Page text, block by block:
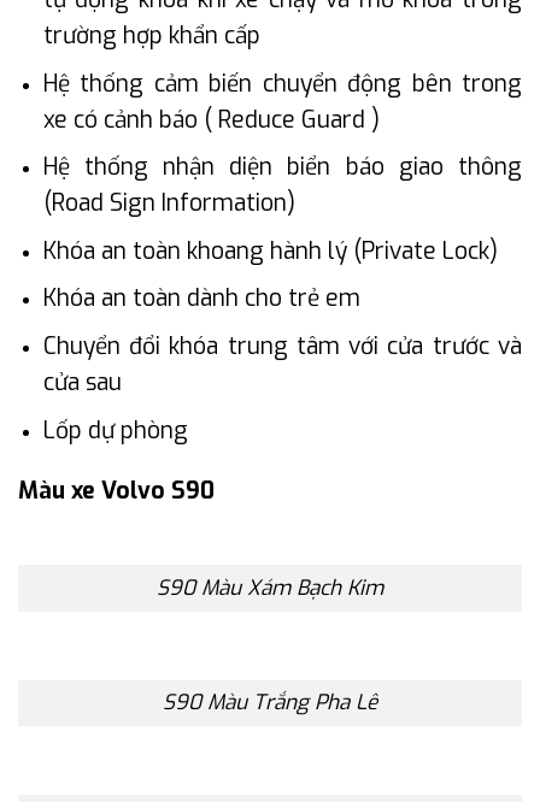
trường hợp khẩn cấp
Hệ thống cảm biến chuyển động bên trong
xe có cảnh báo ( Reduce Guard )
Hệ thống nhận diện biển báo giao thông
(Road Sign Information)
Khóa an toàn khoang hành lý (Private Lock)
Khóa an toàn dành cho trẻ em
Chuyển đổi khóa trung tâm với cửa trước và
cửa sau
Lốp dự phòng
Màu xe Volvo S90
S90 Màu Xám Bạch Kim
S90 Màu Trắng Pha Lê